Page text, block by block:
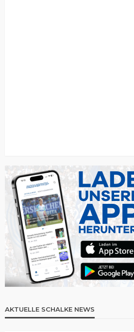
AKTUELLE SCHALKE NEWS